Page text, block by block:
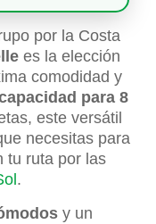
por la Costa
es la elección
comodidad y
para 8
este versátil
necesitas para
tu ruta por las
.
y un